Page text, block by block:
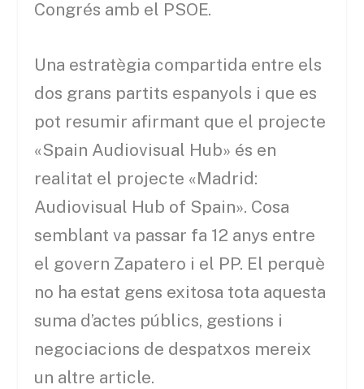
Congrés amb el PSOE.
Una estratègia compartida entre els
dos grans partits espanyols i que es
pot resumir afirmant que el projecte
«Spain Audiovisual Hub» és en
realitat el projecte «Madrid:
Audiovisual Hub of Spain». Cosa
semblant va passar fa 12 anys entre
el govern Zapatero i el PP. El perquè
no ha estat gens exitosa tota aquesta
suma d’actes públics, gestions i
negociacions de despatxos mereix
un altre article.